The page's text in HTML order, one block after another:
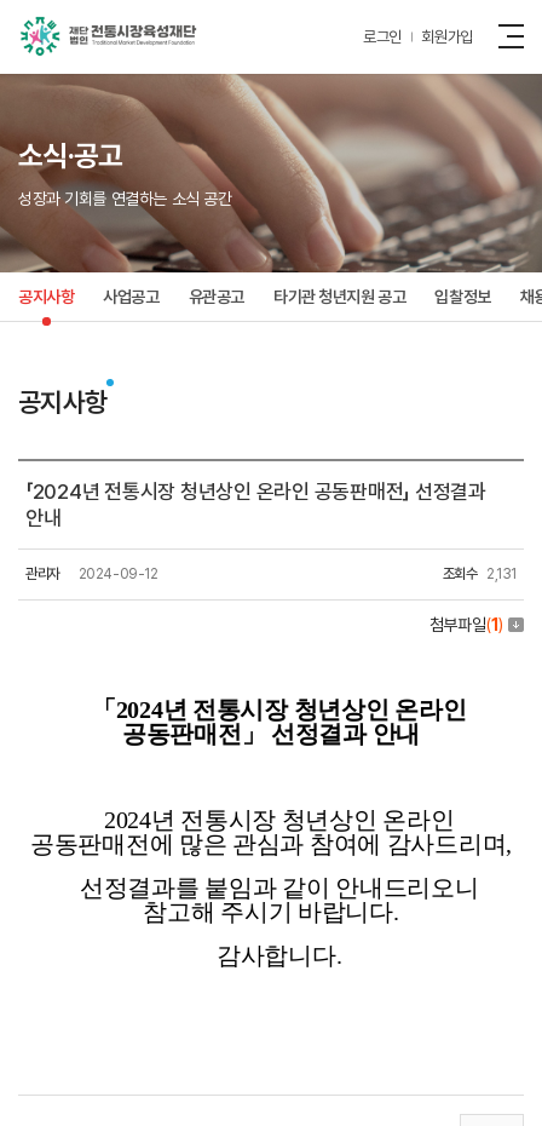
로그인 회원가입
소식·공고
성장과 기회를 연결하는 소식 공간
공지사항 사업공고 유관공고 타기관 청년지원 공고 입찰정보 채
공지사항
「2024년 전통시장 청년상인 온라인 공동판매전」 선정결과
안내
관리자 2024-09-12 조회수 2,131
첨부파일(1)
「 2024년 전통시장 청년상인 온라인
공동판매전」 선정결과 안내
2024년 전통시장 청년상인 온라인
공동판매전에 많은 관심과 참여에 감사드리며,
선정결과를 붙임과 같이 안내드리오니
참고해 주시기 바랍니다.
감사합니다.